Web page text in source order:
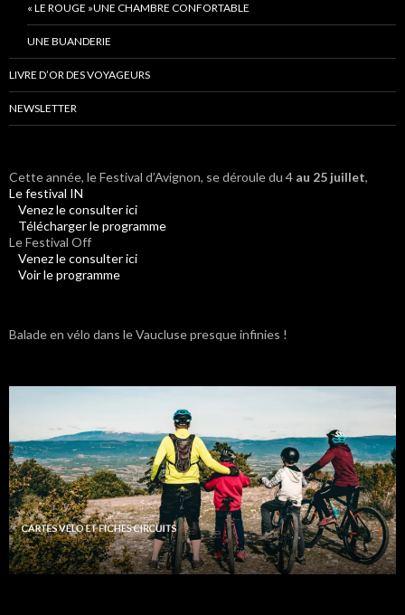
« LE ROUGE »UNE CHAMBRE CONFORTABLE
UNE BUANDERIE
LIVRE D’OR DES VOYAGEURS
NEWSLETTER
Cette année, le Festival d’Avignon, se déroule du 4 au 25 juillet,
Le festival IN
Venez le consulter ici
Télécharger le programme
Le Festival Off
Venez le consulter ici
Voir le programme
Balade en vélo dans le Vaucluse presque infinies !